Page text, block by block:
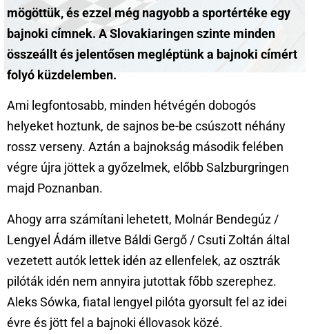
mögöttük, és ezzel még nagyobb a sportértéke egy
bajnoki címnek. A Slovakiaringen szinte minden
összeállt és jelentősen megléptünk a bajnoki címért
folyó küzdelemben.
Ami legfontosabb, minden hétvégén dobogós
helyeket hoztunk, de sajnos be-be csúszott néhány
rossz verseny. Aztán a bajnokság második felében
végre újra jöttek a győzelmek, előbb Salzburgringen
majd Poznanban.
Ahogy arra számítani lehetett, Molnár Bendegúz /
Lengyel Ádám illetve Báldi Gergő / Csuti Zoltán által
vezetett autók lettek idén az ellenfelek, az osztrák
pilóták idén nem annyira jutottak főbb szerephez.
Aleks Sówka, fiatal lengyel pilóta gyorsult fel az idei
évre és jött fel a bajnoki éllovasok közé.